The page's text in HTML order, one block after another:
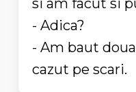
si am facut si
- Adica?
- Am baut
cazut pe scari.